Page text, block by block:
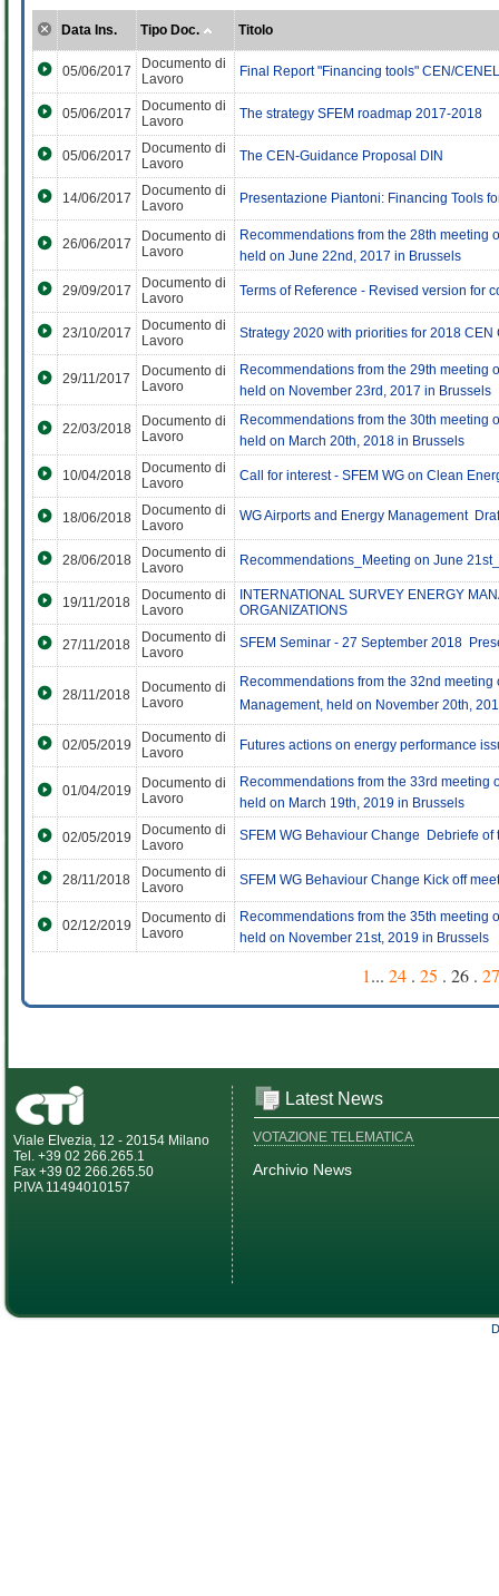
Data Ins. Tipo Doc. Titolo
05/06/2017
Documento di
Lavoro
Final Report "Financing tools" CEN/
05/06/2017
Documento di
Lavoro
The strategy SFEM roadmap 2017-2018
05/06/2017
Documento di
Lavoro
The CEN-Guidance Proposal DIN
14/06/2017
Documento di
Lavoro
Presentazione Piantoni: Financing Tools
26/06/2017
Documento di
Lavoro
Recommendations from the 28th meeting
held on June 22nd, 2017 in Brussels
29/09/2017
Documento di
Lavoro
Terms of Reference - Revised version for
23/10/2017
Documento di
Lavoro
Strategy 2020 with priorities for 2018
29/11/2017
Documento di
Lavoro
Recommendations from the 29th meeting
held on November 23rd, 2017 in Brussels
22/03/2018
Documento di
Lavoro
Recommendations from the 30th meeting
held on March 20th, 2018 in Brussels
10/04/2018
Documento di
Lavoro
Call for interest - SFEM WG on Clean
18/06/2018
Documento di
Lavoro
WG Airports and Energy Management 
28/06/2018
Documento di
Lavoro
Recommendations_Meeting on June
19/11/2018
Documento di
Lavoro
INTERNATIONAL SURVEY ENERGY
ORGANIZATIONS
27/11/2018
Documento di
Lavoro
SFEM Seminar - 27 September 2018 
28/11/2018
Documento di
Lavoro
Recommendations from the 32nd meeting
Management, held on November 20th,
02/05/2019
Documento di
Lavoro
Futures actions on energy performance
01/04/2019
Documento di
Lavoro
Recommendations from the 33rd meeting
held on March 19th, 2019 in Brussels
02/05/2019
Documento di
Lavoro
SFEM WG Behaviour Change  Debriefe
28/11/2018
Documento di
Lavoro
SFEM WG Behaviour Change Kick off
02/12/2019
Documento di
Lavoro
Recommendations from the 35th meeting
held on November 21st, 2019 in Brussels
1... 24 . 25 . 26 . 27
Viale Elvezia, 12 - 20154 Milano
Tel. +39 02 266.265.1
Fax +39 02 266.265.50
P.IVA 11494010157
Latest News
VOTAZIONE TELEMATICA
Archivio News